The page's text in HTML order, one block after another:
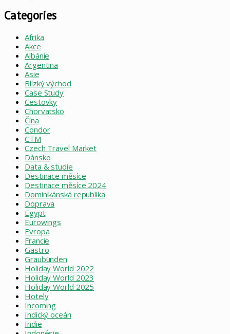
Categories
Afrika
Akce
Albánie
Argentina
Asie
Blízký východ
Case Study
Cestovky
Chorvatsko
Čína
Condor
CTM
Czech Travel Market
Dánsko
Data & studie
Destinace měsíce
Destinace měsíce 2024
Dominikánská republika
Doprava
Egypt
Eurowings
Evropa
Francie
Gastro
Graubünden
Holiday World 2022
Holiday World 2023
Holiday World 2025
Hotely
Incoming
Indický oceán
Indie